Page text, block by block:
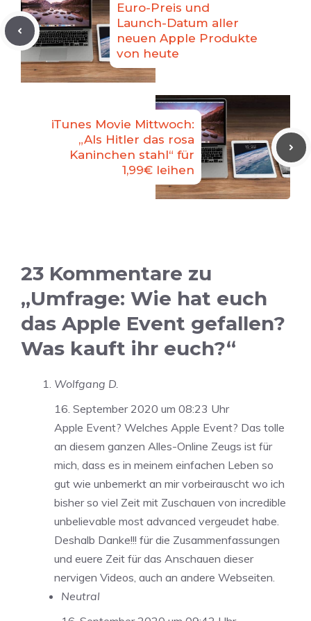
Euro-Preis und
Launch-Datum aller
neuen Apple Produkte
von heute
iTunes Movie Mittwoch:
„Als Hitler das rosa
Kaninchen stahl“ für
1,99€ leihen
23 Kommentare zu
„Umfrage: Wie hat euch
das Apple Event gefallen?
Was kauft ihr euch?“
Wolfgang D.
16. September 2020 um 08:23 Uhr
Apple Event? Welches Apple Event? Das tolle
an diesem ganzen Alles-Online Zeugs ist für
mich, dass es in meinem einfachen Leben so
gut wie unbemerkt an mir vorbeirauscht wo ich
bisher so viel Zeit mit Zuschauen von incredible
unbelievable most advanced vergeudet habe.
Deshalb Danke!!! für die Zusammenfassungen
und euere Zeit für das Anschauen dieser
nervigen Videos, auch an andere Webseiten.
Neutral